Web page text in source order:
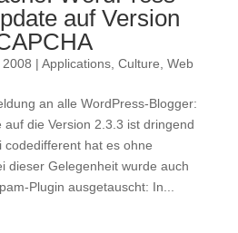
auf Version
| Applications, Culture Web
an alle WordPress-Blogger:
auf die Version 2.3.3 ist dringend
hat es ohne
dieser Gelegenheit wurde auch
Plugin ausgetauscht: In...